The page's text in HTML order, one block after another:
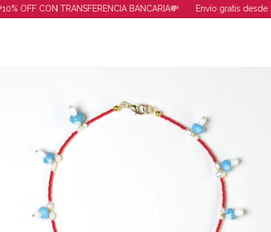
OFF CON TRANSFERENCIA BANCARIA💸 Envío gratis desde